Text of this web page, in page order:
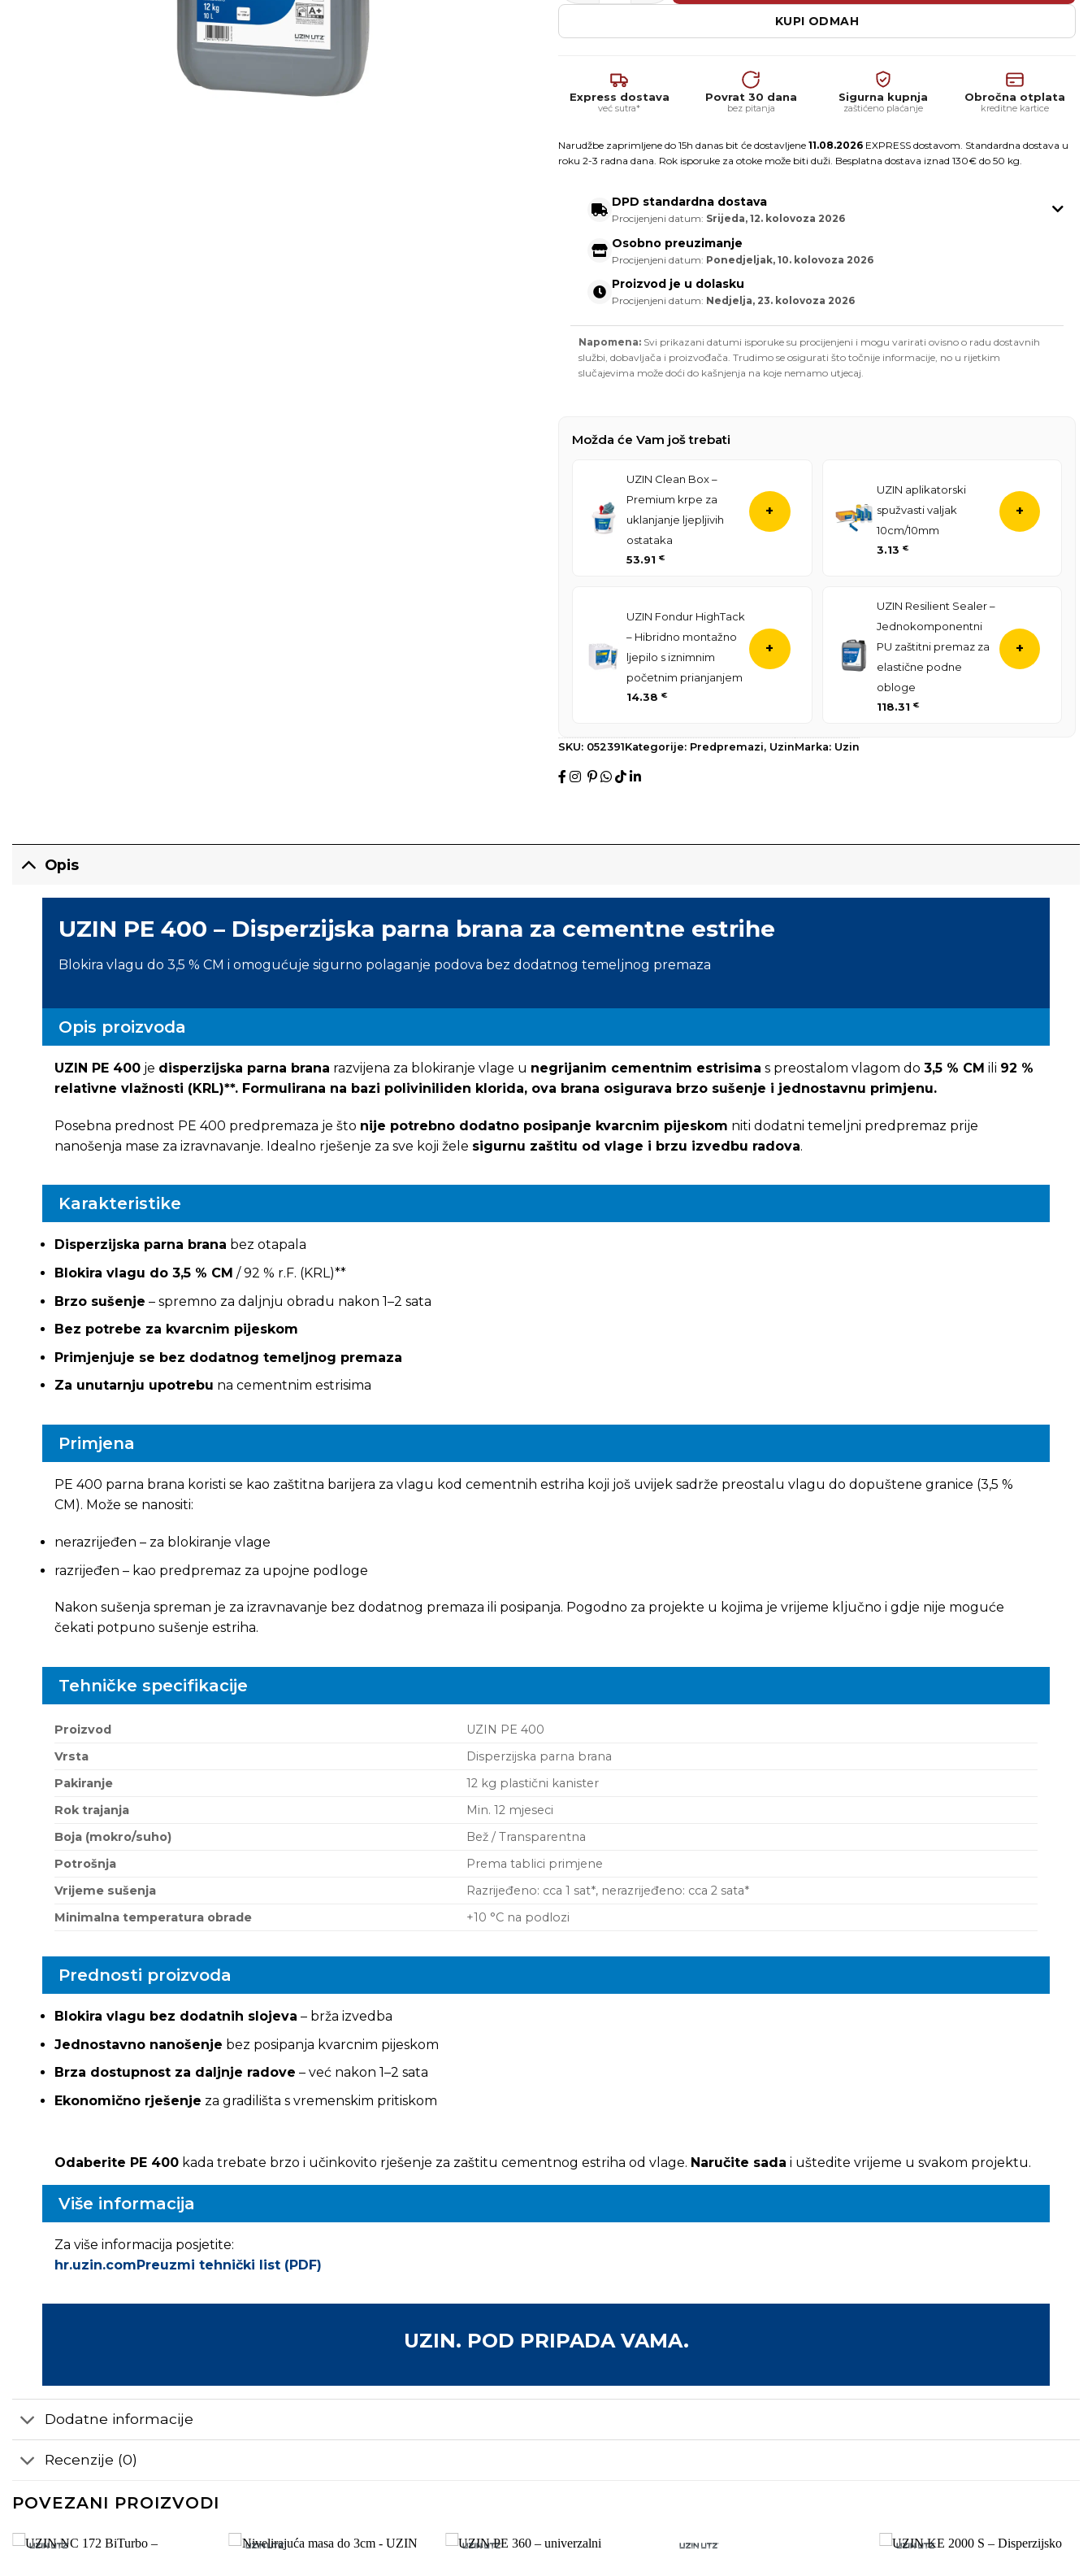
KUPI ODMAH
Express dostava
već sutra*
Povrat 30 dana
bez pitanja
Sigurna kupnja
zaštićeno plaćanje
Obročna otplata
kreditne kartice
Narudžbe zaprimljene do 15h danas bit će dostavljene 11.08.2026 EXPRESS dostavom. Standardna dostava u
roku 2-3 radna dana. Rok isporuke za otoke može biti duži. Besplatna dostava iznad 130€ do 50 kg.
DPD standardna dostava
Procijenjeni datum: Srijeda, 12. kolovoza 2026
Osobno preuzimanje
Procijenjeni datum: Ponedjeljak, 10. kolovoza 2026
Proizvod je u dolasku
Procijenjeni datum: Nedjelja, 23. kolovoza 2026
Napomena: Svi prikazani datumi isporuke su procijenjeni i mogu varirati ovisno o radu dostavnih
službi, dobavljača i proizvođača. Trudimo se osigurati što točnije informacije, no u rijetkim
slučajevima može doći do kašnjenja na koje nemamo utjecaj.
Možda će Vam još trebati
UZIN Clean Box –
Premium krpe za
uklanjanje ljepljivih
ostataka
53.91 €
+
UZIN aplikatorski
spužvasti valjak
10cm/10mm
3.13 €
+
UZIN Fondur HighTack
– Hibridno montažno
ljepilo s iznimnim
početnim prianjanjem
14.38 €
+
UZIN Resilient Sealer –
Jednokomponentni
PU zaštitni premaz za
elastične podne
obloge
118.31 €
+
SKU: 052391Kategorije: Predpremazi, UzinMarka: Uzin
Opis
UZIN PE 400 – Disperzijska parna brana za cementne estrihe
Blokira vlagu do 3,5 % CM i omogućuje sigurno polaganje podova bez dodatnog temeljnog premaza
Opis proizvoda
UZIN PE 400je disperzijska parna brana razvijena za blokiranje vlage u negrijanim cementnim estrisima s preostalom vlagom do 3,5 % CM ili 92 %
relativne vlažnosti (KRL)**. Formulirana na bazi poliviniliden klorida, ova brana osigurava brzo sušenje i jednostavnu primjenu.
Posebna prednost PE 400 predpremaza je što nije potrebno dodatno posipanje kvarcnim pijeskom niti dodatni temeljni predpremaz prije
nanošenja mase za izravnavanje. Idealno rješenje za sve koji žele sigurnu zaštitu od vlage i brzu izvedbu radova.
Karakteristike
Disperzijska parna brana bez otapala
Blokira vlagu do 3,5 % CM / 92 % r.F. (KRL)**
Brzo sušenje – spremno za daljnju obradu nakon 1–2 sata
Bez potrebe za kvarcnim pijeskom
Primjenjuje se bez dodatnog temeljnog premaza
Za unutarnju upotrebu na cementnim estrisima
Primjena
PE 400 parna brana koristi se kao zaštitna barijera za vlagu kod cementnih estriha koji još uvijek sadrže preostalu vlagu do dopuštene granice (3,5 %
CM). Može se nanositi:
nerazrijeđen – za blokiranje vlage
razrijeđen – kao predpremaz za upojne podloge
Nakon sušenja spreman je za izravnavanje bez dodatnog premaza ili posipanja. Pogodno za projekte u kojima je vrijeme ključno i gdje nije moguće
čekati potpuno sušenje estriha.
Tehničke specifikacije
Proizvod
UZIN PE 400
Vrsta
Disperzijska parna brana
Pakiranje
12 kg plastični kanister
Rok trajanja
Min. 12 mjeseci
Boja (mokro/suho)
Bež / Transparentna
Potrošnja
Prema tablici primjene
Vrijeme sušenja
Razrijeđeno: cca 1 sat*, nerazrijeđeno: cca 2 sata*
Minimalna temperatura obrade
+10 °C na podlozi
Prednosti proizvoda
Blokira vlagu bez dodatnih slojeva – brža izvedba
Jednostavno nanošenje bez posipanja kvarcnim pijeskom
Brza dostupnost za daljnje radove – već nakon 1–2 sata
Ekonomično rješenje za gradilišta s vremenskim pritiskom
Odaberite PE 400kada trebate brzo i učinkovito rješenje za zaštitu cementnog estriha od vlage. Naručite sada i uštedite vrijeme u svakom projektu.
Više informacija
Za više informacija posjetite:
hr.uzin.comPreuzmi tehnički list (PDF)
UZIN. POD PRIPADA VAMA.
Dodatne informacije
Recenzije (0)
POVEZANI PROIZVODI